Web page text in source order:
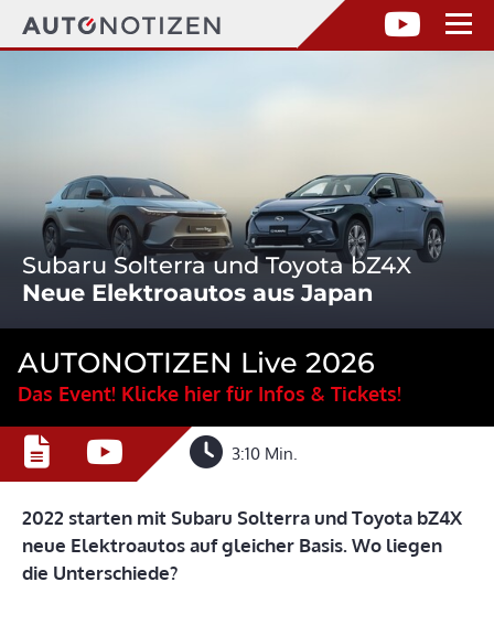
Subaru Solterra und Toyota bZ4X
Neue Elektroautos aus Japan
AUTONOTIZEN Live 2026
Das Event! Klicke hier für Infos & Tickets!
3:10 Min.
2022 starten mit Subaru Solterra und Toyota bZ4X
neue Elektroautos auf gleicher Basis. Wo liegen
die Unterschiede?